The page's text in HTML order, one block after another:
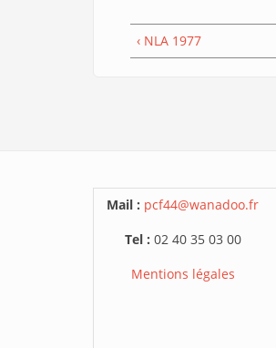
‹ NLA 1977
Mail : pcf44@wanadoo.fr
Tel : 02 40 35 03 00
Mentions légales